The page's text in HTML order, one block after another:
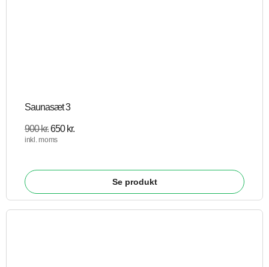
Saunasæt 3
900kr.650 kr.
inkl. moms
Se produkt